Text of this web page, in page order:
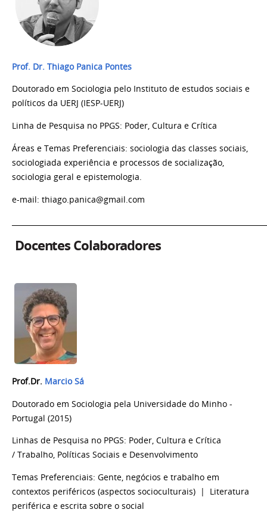
Prof. Dr. Thiago Panica Pontes
Doutorado em Sociologia pelo Instituto de estudos sociais e
políticos da UERJ (IESP-UERJ)
Linha de Pesquisa no PPGS: Poder, Cultura e Crítica
Áreas e Temas Preferenciais: sociologia das classes sociais,
sociologiada experiência e processos de socialização,
sociologia geral e epistemologia.
e-mail: thiago.panica@gmail.com
Docentes Colaboradores
Prof.Dr. Marcio Sá
Doutorado em Sociologia pela Universidade do Minho -
Portugal (2015)
Linhas de Pesquisa no PPGS: Poder, Cultura e Crítica
/ Trabalho, Políticas Sociais e Desenvolvimento
Temas Preferenciais: Gente, negócios e trabalho em
contextos periféricos (aspectos socioculturais) | Literatura
periférica e escrita sobre o social